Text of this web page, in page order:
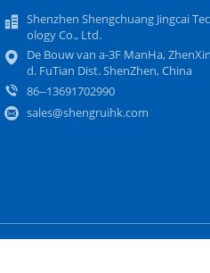
Shenzhen Shengchuang Jingcai
ology Co., Ltd.
De Bouw van a-3F ManHa,
d. FuTian Dist. ShenZhen, China
86--13691702990
sales@shengruihk.com